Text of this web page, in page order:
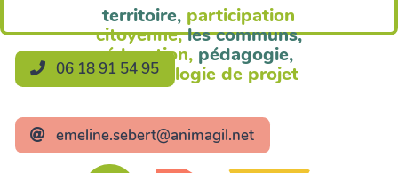
territoire, participation
citoyenne, les communs,
éducation, pédagogie,
méthodologie de projet
06 18 91 54 95
emeline.sebert@animagil.net